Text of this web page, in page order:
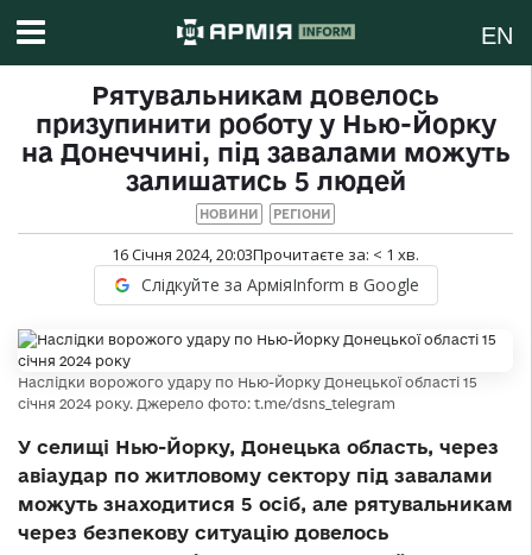
EN
Рятувальникам довелось
призупинити роботу у Нью-Йорку
на Донеччині, під завалами можуть
залишатись 5 людей
НОВИНИ РЕГІОНИ
16 Січня 2024, 20:03Прочитаєте за: < 1 хв.
Слідкуйте за АрміяInform в Google
Наслідки ворожого удару по Нью-Йорку Донецької області 15
січня 2024 року. Джерело фото: t.me/dsns_telegram
У селищі Нью-Йорку, Донецька область, через
авіаудар по житловому сектору під завалами
можуть знаходитися 5 осіб, але рятувальникам
через безпекову ситуацію довелось